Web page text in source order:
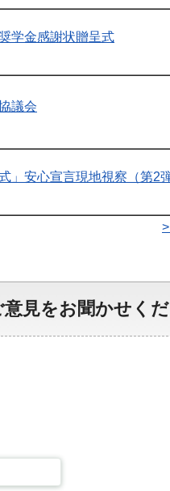
学金感謝状贈呈式
議会
」安心宣言現地視察（第2弾
見をお聞かせく